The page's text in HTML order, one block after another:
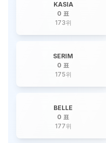
KASIA
0 표
173위
SERIM
0 표
175위
BELLE
0 표
177위